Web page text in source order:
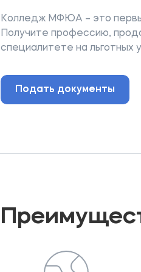
Колледж МФЮА – это
Получите профессию,
специалитете на льготных
Подать документы